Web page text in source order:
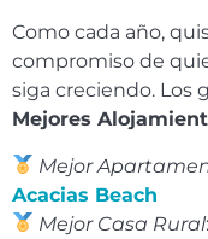
Como cada año,
compromiso de
siga creciendo. Los
Mejores
Mejor
Acacias Beach
Mejor Casa Rural